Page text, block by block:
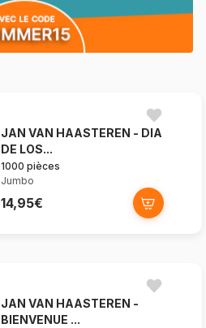
JAN VAN HAASTEREN - DIA
DE LOS...
1000 pièces
Jumbo
14,95€
JAN VAN HAASTEREN -
BIENVENUE ...